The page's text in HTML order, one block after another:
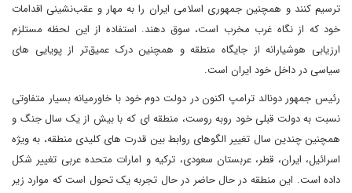
ترسیم کنند و همچنین جمهوری اسلامی ایران را به مهار و عقب‌نشینی اقدامات
خود که از نگاه غرب مخرب است، سوق دهند. استفاده از این لحظه مستلزم
ارزیابی هوشیارانه از جایگاه منطقه و همچنین درک عمیق‌تر از پویایی های
سیاسی در داخل خود ایران است.
رئیس جمهور دونالد ترامپ اکنون در دولت دوم خود با خاورمیانه بسیار متفاوتی
نسبت به دولت قبلی خود روبه روست، منطقه ای که با بیش از یک سال جنگ و
همچنین چندین سال تغییر الگوهای روابط بین قدرت های کلیدی منطقه، به ویژه
اسرائیل، ایران، قطر، عربستان سعودی، ترکیه و امارات متحده عربی تغییر شکل
داده است. این منطقه در حال حاضر در حال تجربه یک تحول است که موارد زیر